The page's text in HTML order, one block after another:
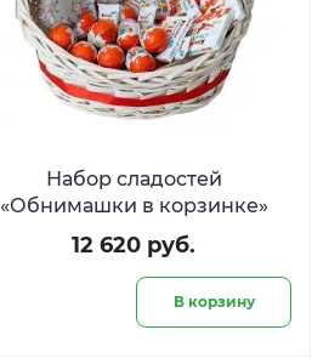
Набор сладостей
«Обнимашки в корзинке»
12 620 руб.
В корзину